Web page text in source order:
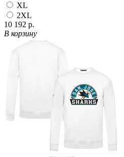
XL
2XL
10 192 р.
В корзину